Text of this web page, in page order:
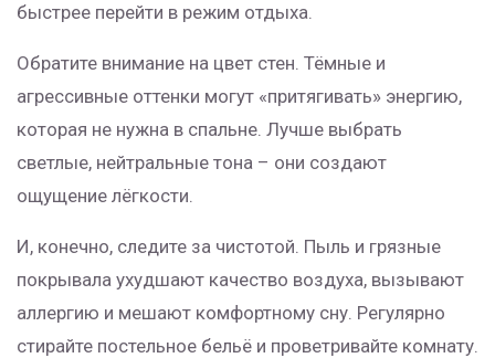
быстрее перейти в режим отдыха.
Обратите внимание на цвет стен. Тёмные и
агрессивные оттенки могут «притягивать» энергию,
которая не нужна в спальне. Лучше выбрать
светлые, нейтральные тона – они создают
ощущение лёгкости.
И, конечно, следите за чистотой. Пыль и грязные
покрывала ухудшают качество воздуха, вызывают
аллергию и мешают комфортному сну. Регулярно
стирайте постельное бельё и проветривайте комнату.